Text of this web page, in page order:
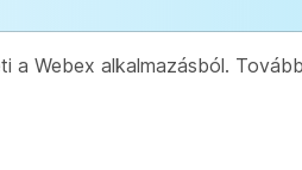
a Webex alkalmazásból.